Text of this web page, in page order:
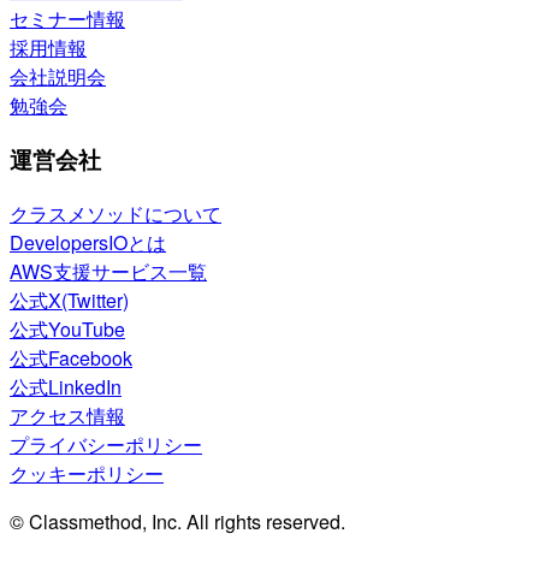
セミナー情報
採用情報
会社説明会
勉強会
運営会社
クラスメソッドについて
DevelopersIOとは
AWS支援サービス一覧
公式X(Twitter)
公式YouTube
公式Facebook
公式LinkedIn
アクセス情報
プライバシーポリシー
クッキーポリシー
© Classmethod, Inc. All rights reserved.